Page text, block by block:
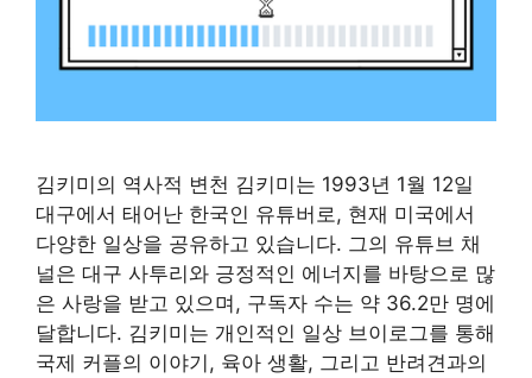
김키미의 역사적 변천 김키미는 1993년 1월 12일
대구에서 태어난 한국인 유튜버로, 현재 미국에서
다양한 일상을 공유하고 있습니다. 그의 유튜브 채
널은 대구 사투리와 긍정적인 에너지를 바탕으로 많
은 사랑을 받고 있으며, 구독자 수는 약 36.2만 명에
달합니다. 김키미는 개인적인 일상 브이로그를 통해
국제 커플의 이야기, 육아 생활, 그리고 반려견과의